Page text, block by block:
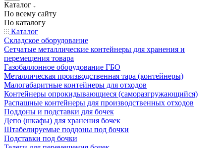
Каталог
По всему сайту
По каталогу
Каталог
Складское оборудование
Сетчатые металлические контейнеры для хранения и
перемещения товара
Газобаллонное оборудование ГБО
Металлическая производственная тара (контейнеры)
Малогабаритные контейнеры для отходов
Контейнеры опрокидывающиеся (саморазгружающийся)
Распашные контейнеры для производственных отходов
Поддоны и подставки для бочек
Депо (шкафы) для хранения бочек
Штабелируемые поддоны под бочки
Подставки под бочки